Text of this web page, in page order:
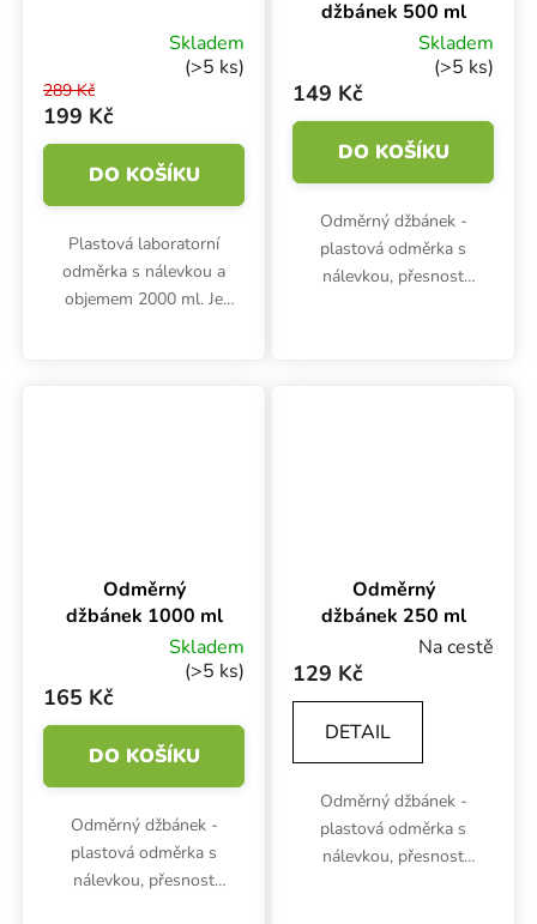
Skladem
(>5 ks)
199 Kč
289 Kč
DO KOŠÍKU
Plastová laboratorní
odměrka s nálevkou a
objemem 2000 ml. Je
džbánek 500 ml
Skladem
(>5 ks)
149 Kč
DO KOŠÍKU
Odměrný džbánek -
plastová odměrka s
nálevkou, přesnost
Odměrný
džbánek 1000 ml
Skladem
(>5 ks)
165 Kč
DO KOŠÍKU
Odměrný džbánek -
plastová odměrka s
nálevkou, přesnost
Odměrný
džbánek 250 ml
Na cestě
129 Kč
DETAIL
Odměrný džbánek -
plastová odměrka s
nálevkou, přesnost